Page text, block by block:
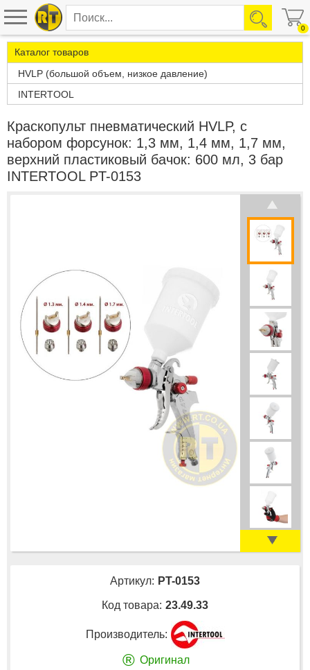
0
Каталог товаров
HVLP (большой объем, низкое давление)
INTERTOOL
Краскопульт пневматический HVLP, с
набором форсунок: 1,3 мм, 1,4 мм, 1,7 мм,
верхний пластиковый бачок: 600 мл, 3 бар
INTERTOOL PT-0153
Артикул: PT-0153
Код товара: 23.49.33
Производитель:
® Оригинал